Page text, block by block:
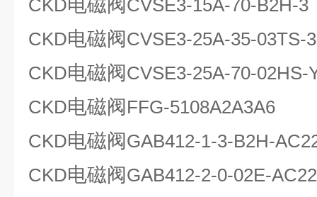
CKD电磁阀CVSE3-15A-70-B2H-3
CKD电磁阀CVSE3-25A-35-03TS-3
CKD电磁阀CVSE3-25A-70-02HS-
CKD电磁阀FFG-5108A2A3A6
CKD电磁阀GAB412-1-3-B2H-
CKD电磁阀GAB412-2-0-02E-